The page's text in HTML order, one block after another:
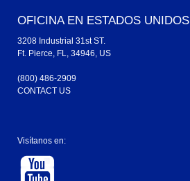
OFICINA EN ESTADOS UNIDOS
3208 Industrial 31st ST.
Ft. Pierce, FL, 34946, US
(800) 486-2909
CONTACT US
Visítanos en: